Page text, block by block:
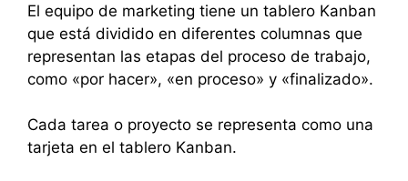
El equipo de marketing tiene un tablero Kanban
que está dividido en diferentes columnas que
representan las etapas del proceso de trabajo,
como «por hacer», «en proceso» y «finalizado».
Cada tarea o proyecto se representa como una
tarjeta en el tablero Kanban.